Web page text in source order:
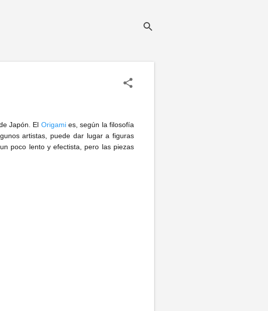
Japón. El Origamies, según la filosofía
artistas, puede dar lugar a figuras
poco lento y efectista, pero las piezas